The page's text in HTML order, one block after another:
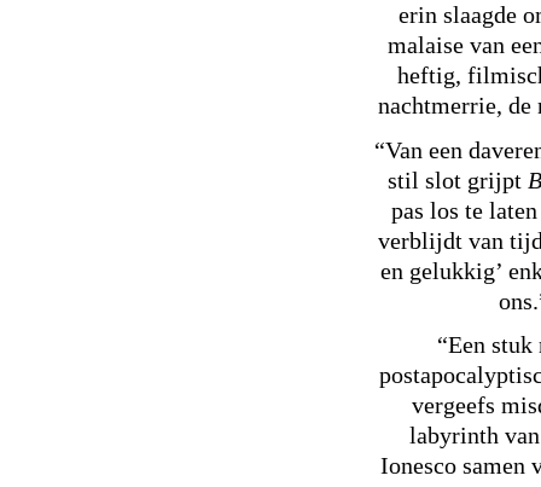
erin slaagde
malaise van
heftig,
nachtmerrie,
“Van een
stil slot grijpt
pas los te
verblijdt van
en gelukkig’
“Een
vergeefs
labyrinth van
Ionesco samen